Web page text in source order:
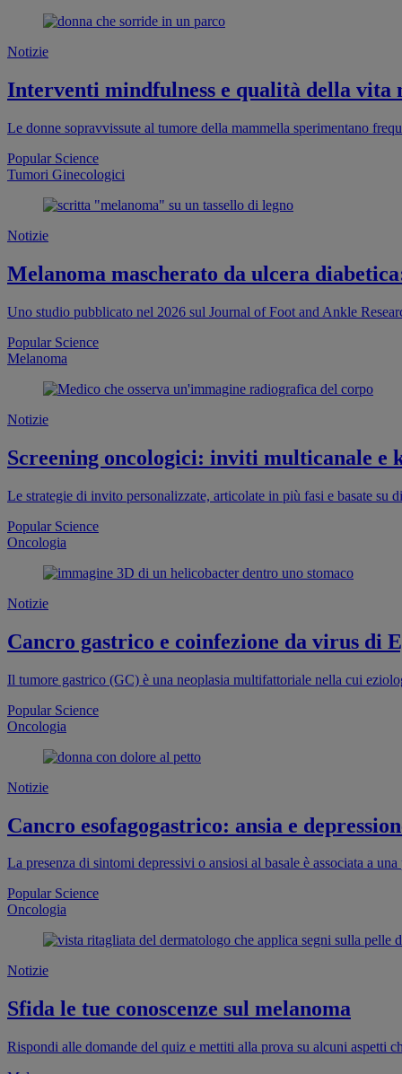
Notizie
Interventi mindfulness e qualità della vita
Le donne sopravvissute al tumore della mammella sperimentano
Popular Science
Tumori Ginecologici
Notizie
Melanoma mascherato da ulcera
Uno studio pubblicato nel 2026 sul Journal of Foot and Ankle
Popular Science
Melanoma
Notizie
Screening oncologici: inviti multicanale e
Le strategie di invito personalizzate, articolate in più fasi e basate
Popular Science
Oncologia
Notizie
Cancro gastrico e coinfezione da virus di
Il tumore gastrico (GC) è una neoplasia multifattoriale nella cui
Popular Science
Oncologia
Notizie
Cancro esofagogastrico: ansia e
La presenza di sintomi depressivi o ansiosi al basale è associata a
Popular Science
Oncologia
Notizie
Sfida le tue conoscenze sul melanoma
Rispondi alle domande del quiz e mettiti alla prova su alcuni aspetti